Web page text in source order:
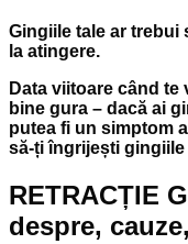
Gingiile tale ar trebui
la atingere.
Data viitoare când te
bine gura – dacă ai
putea fi un simptom
să-ți îngrijești gingiile
RETRACȚIE
despre,